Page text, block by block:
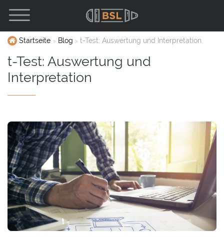
Startseite Blog t-Test: Auswertung und Interpretation
t-Test: Auswertung und
Interpretation